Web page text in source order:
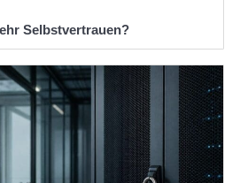
Selbstvertrauen?